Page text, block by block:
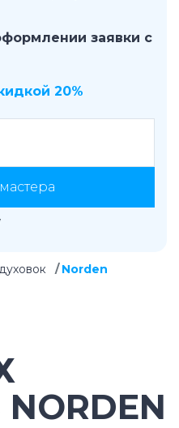
заявки с
20%
Norden